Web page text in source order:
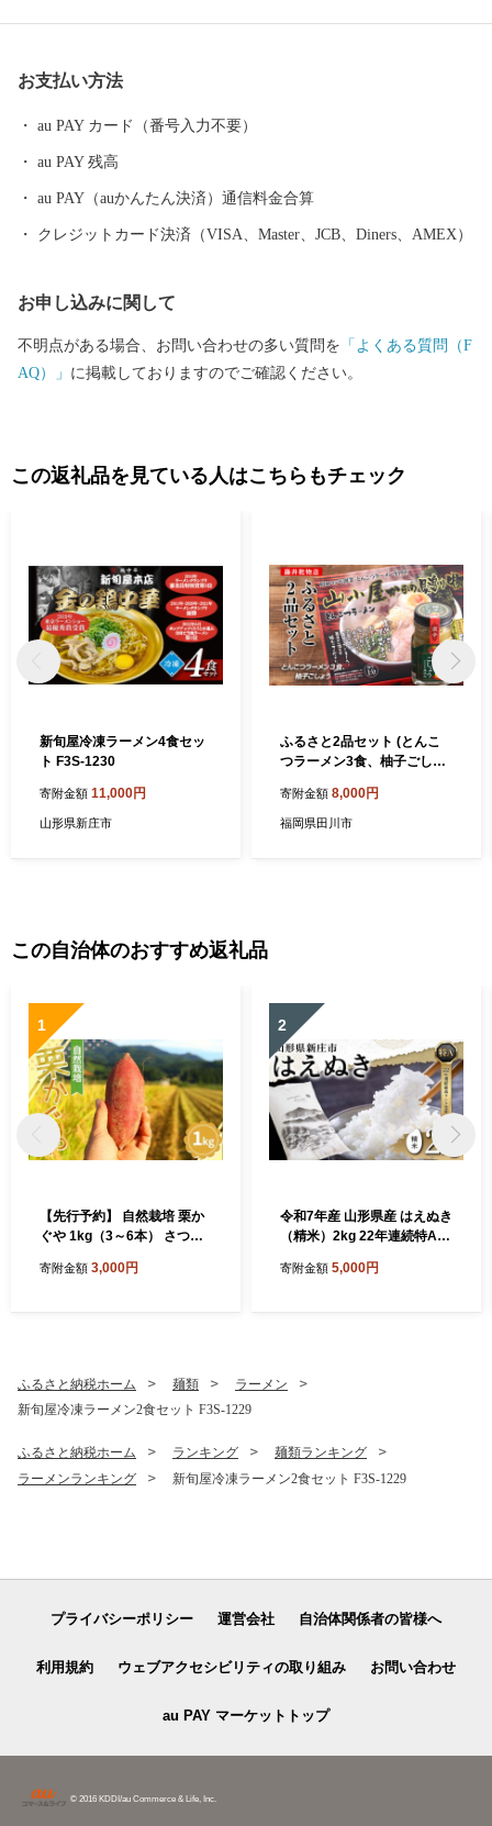
た、歴史と文化に彩られたまちでもあります。 これまで培ってき
ができる『田園都市』を目指し、まちづくりを進めています。
新庄市はふるさと納税の基準に適合しているとして、総務大臣の
指定を受けています。指定期間内に新庄市にふるさと納税をする
はワンストップ特例申告書の提出を要します。 ▪指定期間 令和5
お支払い方法
au PAY カード（番号入力不要）
au PAY 残高
au PAY（auかんたん決済）通信料金合算
クレジットカード決済（VISA、Master、JCB、Diners、AMEX）
お申し込みに関して
不明点がある場合、お問い合わせの多い質問を 「よくある質問（F
AQ）」 に掲載しておりますのでご確認ください。
この返礼品を見ている人はこちらもチェック
新旬屋冷凍ラーメン4食セッ
ト F3S-1230
寄附金額 11,000円
山形県新庄市
ふるさと2品セット (とんこ
つラーメン3食、柚子ごしょ
寄附金額 8,000円
福岡県田川市
この自治体のおすすめ返礼品
1
【先行予約】 自然栽培 栗か
ぐや 1kg（3～6本） さつま
庄市 F3S-2636
寄附金額 3,000円
2
令和7年産 山形県産 はえぬき
（精米）2kg 22年連続特A受
庄市 F3S-2648
寄附金額 5,000円
ふるさと納税ホーム 麺類
ラーメン
新旬屋冷凍ラーメン2食セット F3S-1229
ふるさと納税ホーム ランキング
麺類ランキング
ラーメンランキング
新旬屋冷凍ラーメン2食セット F3S-1229
プライバシーポリシー 運営会社 自治体関係者の皆様へ
利用規約 ウェブアクセシビリティの取り組み お問い合わせ
au PAY マーケットトップ
© 2016 KDDI/au Commerce & Life, Inc.